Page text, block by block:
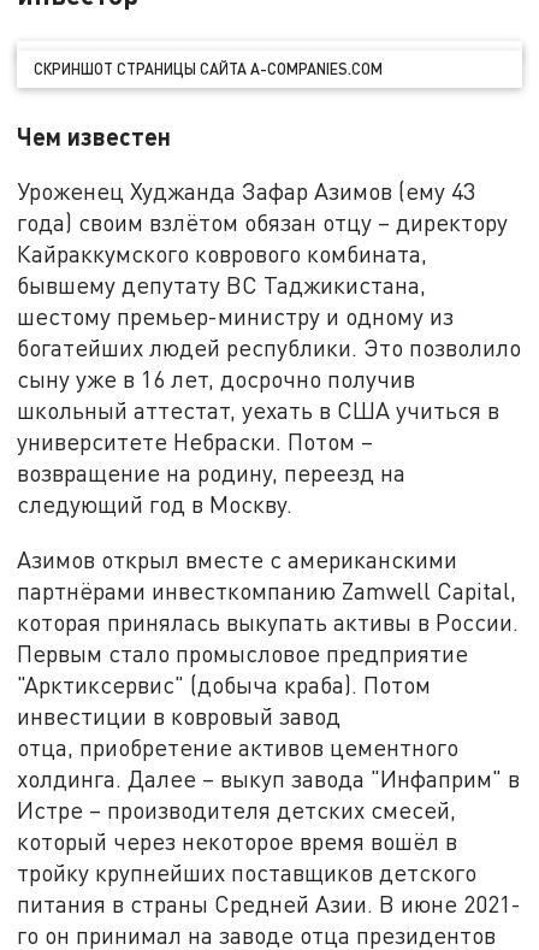
СКРИНШОТ СТРАНИЦЫ САЙТА A-COMPANIES.COM
Чем известен
Уроженец Худжанда Зафар Азимов (ему 43
года) своим взлётом обязан отцу – директору
Кайраккумского коврового комбината,
бывшему депутату ВС Таджикистана,
шестому премьер-министру и одному из
богатейших людей республики. Это позволило
сыну уже в 16 лет, досрочно получив
школьный аттестат, уехать в США учиться в
университете Небраски. Потом –
возвращение на родину, переезд на
следующий год в Москву.
Азимов открыл вместе с американскими
партнёрами инвесткомпанию Zamwell Capital,
которая принялась выкупать активы в России.
Первым стало промысловое предприятие
"Арктиксервис" (добыча краба). Потом
инвестиции в ковровый завод
отца, приобретение активов цементного
холдинга. Далее – выкуп завода "Инфаприм" в
Истре – производителя детских смесей,
который через некоторое время вошёл в
тройку крупнейших поставщиков детского
питания в страны Средней Азии. В июне 2021-
го он принимал на заводе отца президентов